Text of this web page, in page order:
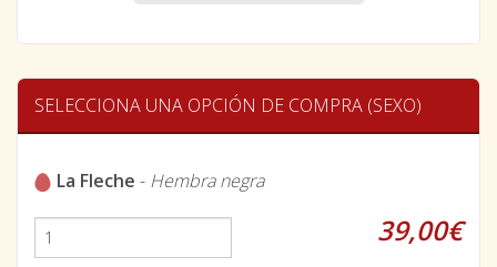
SELECCIONA UNA OPCIÓN DE COMPRA (SEXO)
La Fleche - Hembra negra
39,00€